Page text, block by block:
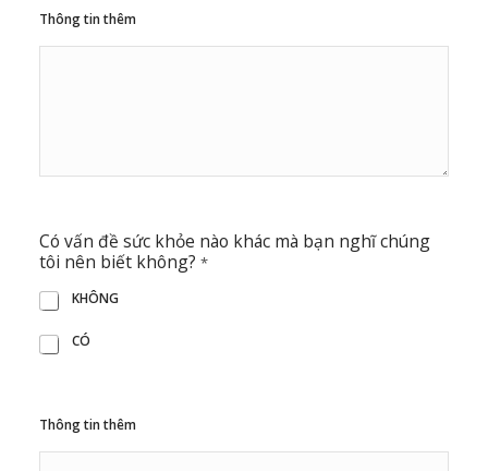
Thông tin thêm
Có vấn đề sức khỏe nào khác mà bạn nghĩ chúng
tôi nên biết không? *
KHÔNG
CÓ
Thông tin thêm